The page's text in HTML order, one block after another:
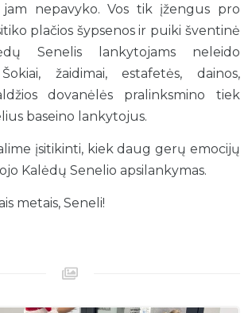
jam nepavyko. Vos tik įžengus pro
plačios šypsenos ir puiki šventinė
Senelis lankytojams neleido
žaidimai, estafetės, dainos,
dovanėlės pralinksmino tiek
baseino lankytojus.
įsitikinti, kiek daug gerų emocijų
Kalėdų Senelio apsilankymas.
metais, Seneli!